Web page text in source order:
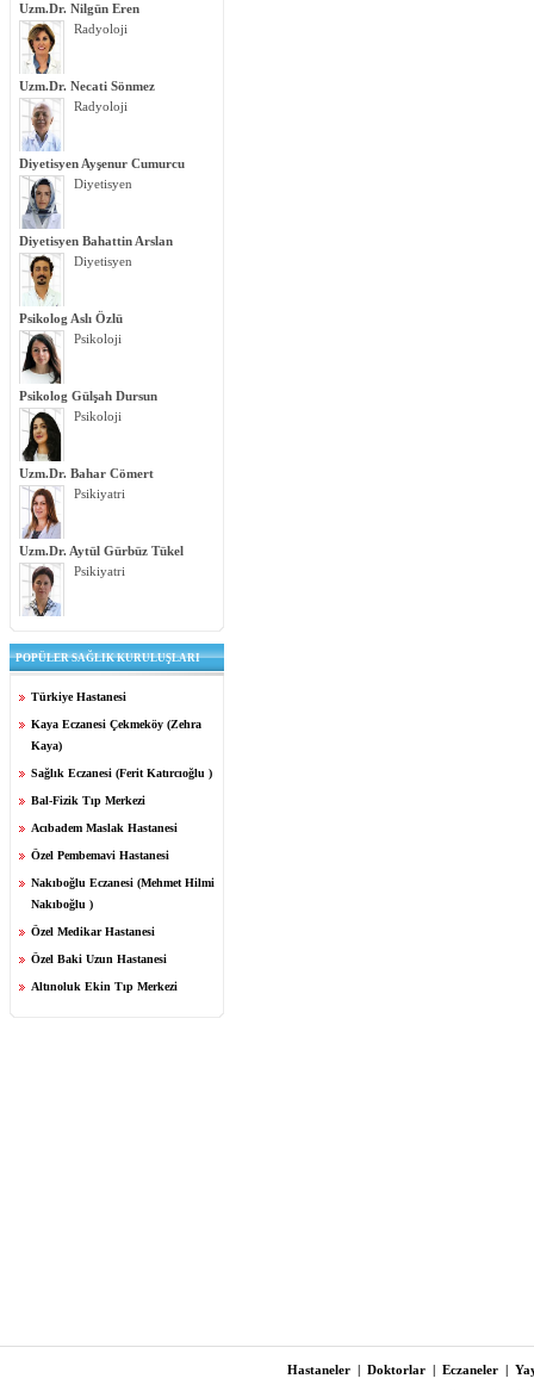
Uzm.Dr. Nilgün Eren
Radyoloji
Uzm.Dr. Necati Sönmez
Radyoloji
Diyetisyen Ayşenur Cumurcu
Diyetisyen
Diyetisyen Bahattin Arslan
Diyetisyen
Psikolog Aslı Özlü
Psikoloji
Psikolog Gülşah Dursun
Psikoloji
Uzm.Dr. Bahar Cömert
Psikiyatri
Uzm.Dr. Aytül Gürbüz Tükel
Psikiyatri
POPÜLER SAĞLIK KURULUŞLARI
Türkiye Hastanesi
Kaya Eczanesi Çekmeköy (Zehra
Kaya)
Sağlık Eczanesi (Ferit Katırcıoğlu )
Bal-Fizik Tıp Merkezi
Acıbadem Maslak Hastanesi
Özel Pembemavi Hastanesi
Nakıboğlu Eczanesi (Mehmet Hilmi
Nakıboğlu )
Özel Medikar Hastanesi
Özel Baki Uzun Hastanesi
Altınoluk Ekin Tıp Merkezi
Hastaneler | Doktorlar | Eczaneler |